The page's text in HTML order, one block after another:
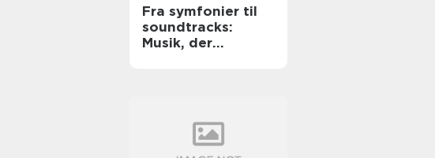
Fra symfonier til
soundtracks:
Musik, der